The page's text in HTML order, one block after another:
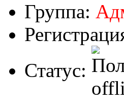
Группа:
Статус: